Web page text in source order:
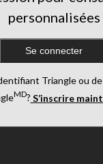
personnalisées
Se connecter
Triangle ou
MD? S’inscrire